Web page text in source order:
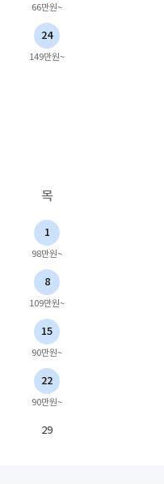
66만원~
24
149만원~
목
1
98만원~
8
109만원~
15
90만원~
22
90만원~
29